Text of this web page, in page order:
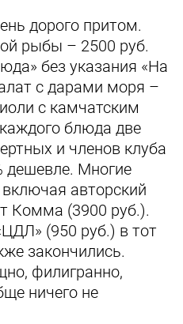
дорого притом.
рыбы – 2500 руб.
без указания «На
с дарами моря –
с камчатским
блюда две
и членов клуба
дешевле. Многие
авторский
Комма (3900 руб.).
(950 руб.) в тот
закончились.
филигранно,
ничего не